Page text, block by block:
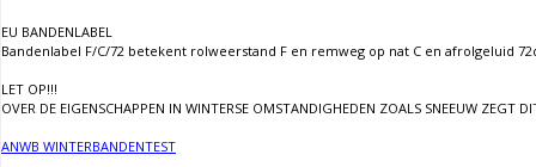
EU BANDENLABEL
Bandenlabel F/C/72 betekent rolweerstand F en remweg op nat C en afrolgeluid
LET OP!!!
OVER DE EIGENSCHAPPEN IN WINTERSE OMSTANDIGHEDEN ZOALS SNEEUW ZEGT
ANWB WINTERBANDENTEST